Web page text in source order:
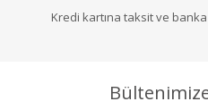
Kredi kartına taksit ve